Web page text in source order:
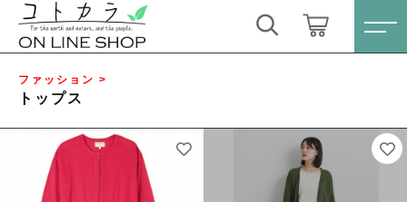
ファッション >
トップス
ログイン / 会員登録
お気に入り すべて
スキンケア・石鹸
キーワード検索